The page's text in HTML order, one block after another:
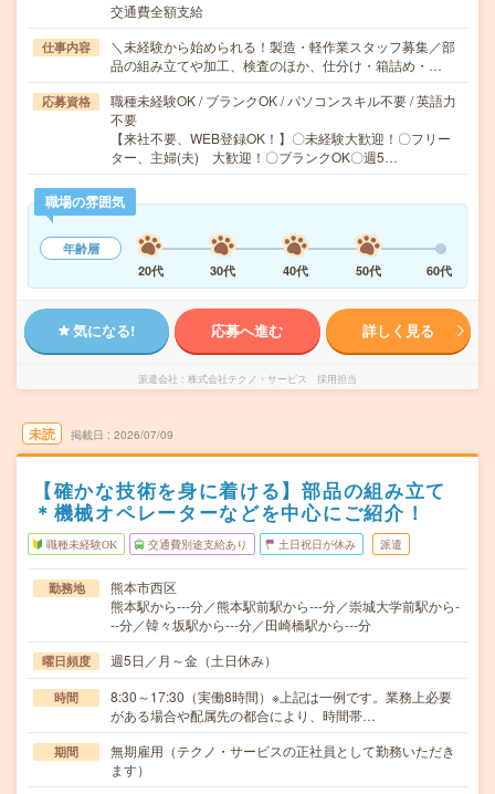
交通費全額支給
仕事内容
＼未経験から始められる！製造・軽作業スタッフ募集／部
品の組み立てや加工、検査のほか、仕分け・箱詰め・…
応募資格
職種未経験OK / ブランクOK / パソコンスキル不要 / 英語力
不要
【来社不要、WEB登録OK！】〇未経験大歓迎！〇フリー
ター、主婦(夫) 大歓迎！〇ブランクOK〇週5…
職場の雰囲気
年齢層
20代
30代 40代 50代 60代
気になる! 応募へ進む 詳しく見る
派遣会社 株式会社テクノ・サービス 採用担当
未読 掲載日 2026/07/09
【確かな技術を身に着ける】部品の組み立て
＊機械オペレーターなどを中心にご紹介！
職種未経験OK 交通費別途支給あり 土日祝日が休み 派遣
勤務地
熊本市西区
熊本駅から---分／熊本駅前駅から---分／崇城大学前駅から-
--分／韓々坂駅から---分／田崎橋駅から---分
曜日頻度 週5日／月～金（土日休み）
時間
8:30～17:30（実働8時間）※上記は一例です。業務上必要
がある場合や配属先の都合により、時間帯…
期間
無期雇用（テクノ・サービスの正社員として勤務いただき
ます）